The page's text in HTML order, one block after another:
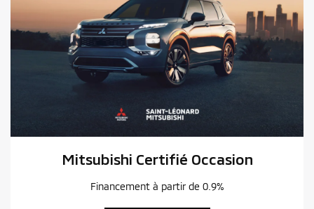
Mitsubishi Certifié Occasion
Financement à partir de 0.9%